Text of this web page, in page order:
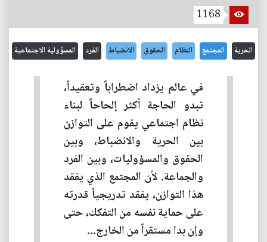
1168
الحرية المجتمع النظام الحقوق الانضباط الفرد المسؤولية الاجتماعية
في عالم يزداد اضطراباً وتعقيداً،
تبدو الحاجة أكثر إلحاحاً لبناء
نظام اجتماعي يقوم على التوازن
بين الحرية والانضباط، وبين
الحقوق والمسؤوليات، وبين الفرد
والجماعة. لأن المجتمع الذي يفقد
هذا التوازن، يفقد تدريجياً قدرته
على حماية نفسه من التفكك، حتى
وإن بدا مستقراً من الخارج...